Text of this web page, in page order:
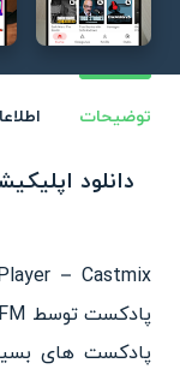
توضیحات
پادکست های